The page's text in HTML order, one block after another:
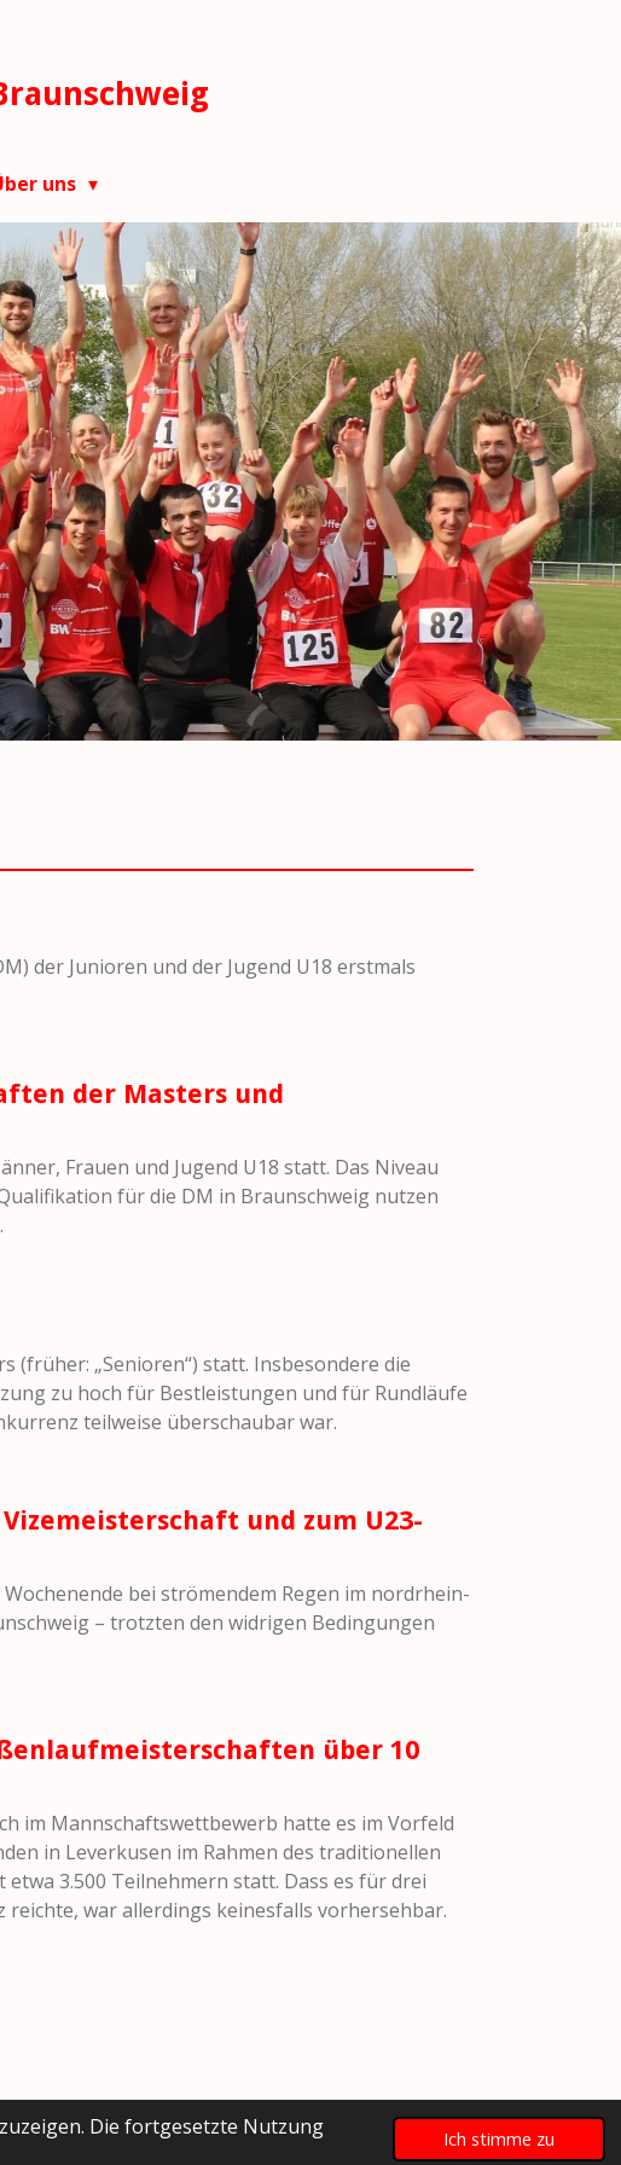
Die fortgesetzte Nutzung
Ich stimme zu
uns
der Junioren und der Jugend U18 erstmals
der Masters und
Frauen und Jugend U18 statt. Das Niveau
für die DM in Braunschweig nutzen
(früher: „Senioren“) statt. Insbesondere die
zu hoch für Bestleistungen und für Rundläufe
teilweise überschaubar war.
und zum U23-
bei strömendem Regen im nordrhein-
– trotzten den widrigen Bedingungen
über 10
im Mannschaftswettbewerb hatte es im Vorfeld
in Leverkusen im Rahmen des traditionellen
3.500 Teilnehmern statt. Dass es für drei
war allerdings keinesfalls vorhersehbar.